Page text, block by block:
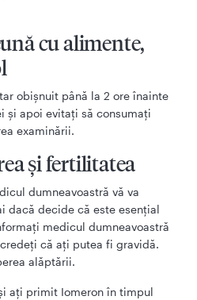
cu alimente,
obişnuit până la 2 ore înainte
şi apoi evitaţi să consumaţi
examinării.
şi fertilitatea
dumneavoastră vă va
dacă decide că este esenţial
medicul dumneavoastră
că aţi putea fi gravidă.
alăptării.
ați primit Iomeron în timpul